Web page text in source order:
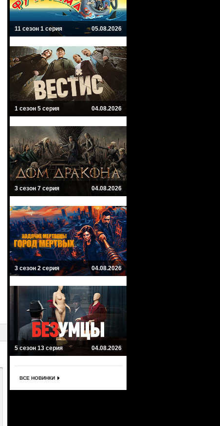
11 сезон 1 серия 05.08.2026
1 сезон 5 серия 04.08.2026
3 сезон 7 серия 04.08.2026
3 сезон 2 серия 04.08.2026
5 сезон 13 серия 04.08.2026
ВСЕ НОВИНКИ